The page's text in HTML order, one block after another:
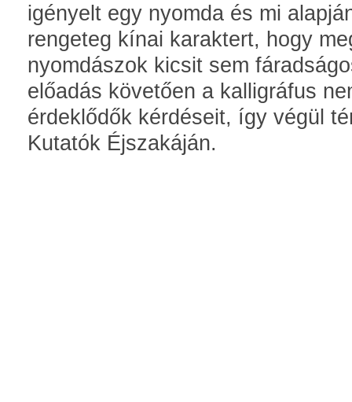
igényelt egy nyomda és mi
rengeteg kínai karaktert, hogy
nyomdászok kicsit sem
előadás követően a kalligráfus
érdeklődők kérdéseit, így végül
Kutatók Éjszakáján.